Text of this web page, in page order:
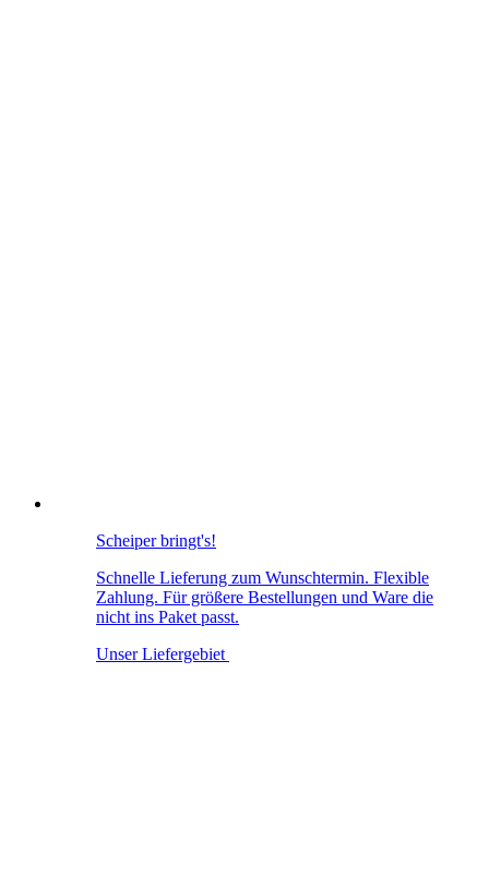
Scheiper bringt's!
Schnelle Lieferung zum Wunschtermin. Flexible
Zahlung. Für größere Bestellungen und Ware die
nicht ins Paket passt.
Unser Liefergebiet